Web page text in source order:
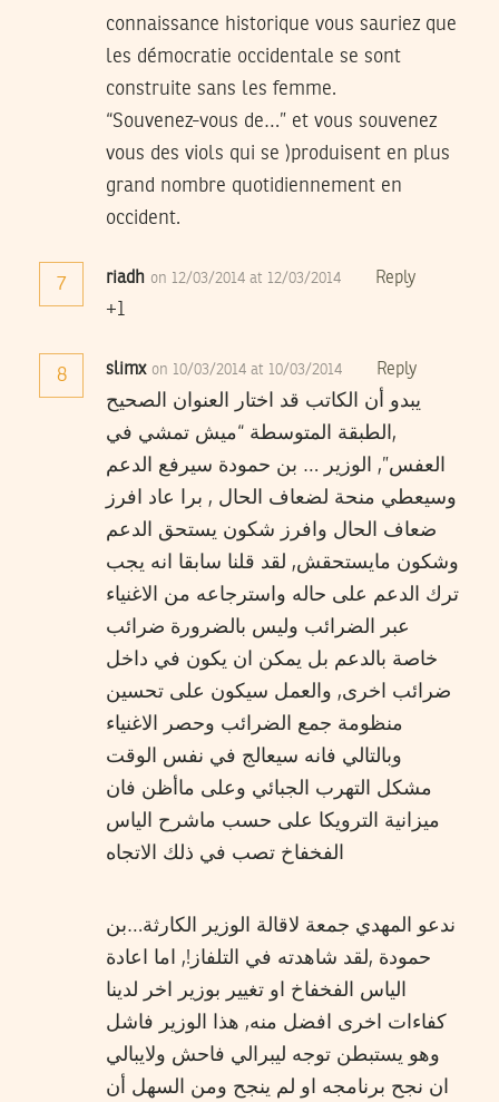
connaissance historique vous sauriez que
les démocratie occidentale se sont
construite sans les femme.
“Souvenez-vous de…” et vous souvenez
vous des viols qui se )produisent en plus
grand nombre quotidiennement en
occident.
7 riadh on 12/03/2014 at 12/03/2014 Reply
+1
8 slimx on 10/03/2014 at 10/03/2014 Reply
يبدو أن الكاتب قد اختار العنوان الصحيح
,الطبقة المتوسطة “ميش تمشي في
العفس”, الوزير … بن حمودة سيرفع الدعم
وسيعطي منحة لضعاف الحال , برا عاد افرز
ضعاف الحال وافرز شكون يستحق الدعم
وشكون مايستحقش, لقد قلنا سابقا انه يجب
ترك الدعم على حاله واسترجاعه من الاغنياء
عبر الضرائب وليس بالضرورة ضرائب
خاصة بالدعم بل يمكن ان يكون في داخل
ضرائب اخرى, والعمل سيكون على تحسين
منظومة جمع الضرائب وحصر الاغنياء
وبالتالي فانه سيعالج في نفس الوقت
مشكل التهرب الجبائي وعلى ماأظن فان
ميزانية الترويكا على حسب ماشرح الياس
الفخفاخ تصب في ذلك الاتجاه
ندعو المهدي جمعة لاقالة الوزير الكارثة…بن
حمودة ,لقد شاهدته في التلفاز!, اما اعادة
الياس الفخفاخ او تغيير بوزير اخر لدينا
كفاءات اخرى افضل منه, هذا الوزير فاشل
وهو يستبطن توجه ليبرالي فاحش ولايبالي
ان نجح برنامجه او لم ينجح ومن السهل أن